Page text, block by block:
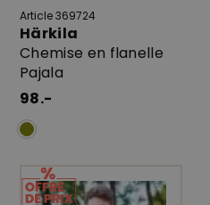
Article 369724
Härkila
Chemise en flanelle
Pajala
98.-